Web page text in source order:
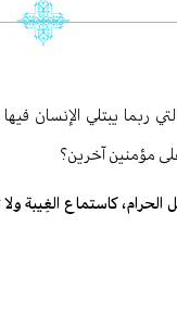
ربما يبتلي الإنسان
مؤمنين آخرين؟
الحرام، كاستماع الغِيبة